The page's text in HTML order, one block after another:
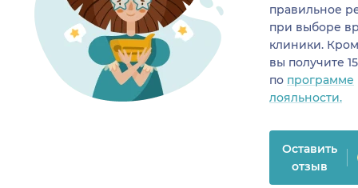
правильное
при выборе
клиники.
вы получите
по программе
лояльности.
Оставить
отзыв